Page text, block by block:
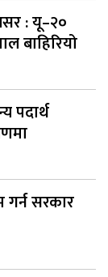
: यू–२०
बाहिरियो
पदार्थ
गर्न सरकार